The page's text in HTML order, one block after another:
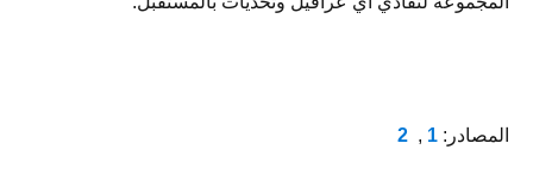
المصادر: 1
,
2